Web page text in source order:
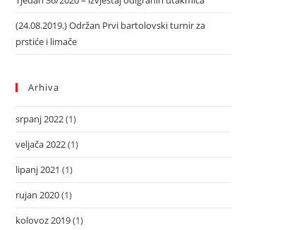
(24.08.2019.) Održan Prvi bartolovski turnir za
prstiće i limače
Arhiva
srpanj 2022(1)
veljača 2022(1)
lipanj 2021 (1)
rujan 2020(1)
kolovoz 2019(1)